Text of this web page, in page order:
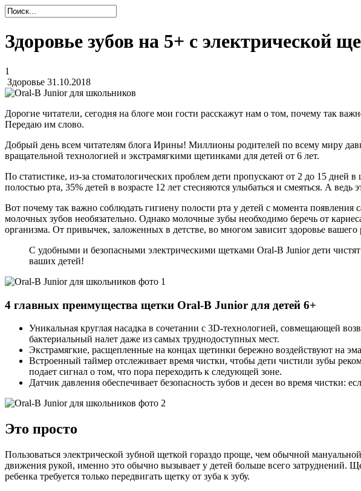
Здоровье зубов на 5+ с
1
Здоровье 31.10.2018
Дорогие читатели, сегодня на блоге мои гости расскажут нам о том, почему так
Передаю им слово.
Добрый день всем читателям блога Ирины! Миллионы родителей по всему миру
вращательной технологией и экстрамягкими щетинками для детей от 6 лет.
По статистике, из-за стоматологических проблем дети пропускают от 2 до 15 дней
полостью рта, 35% детей в возрасте 12 лет стесняются улыбаться и смеяться. А
Вот почему так важно соблюдать гигиену полости рта у детей с момента
молочных зубов необязательно. Однако молочные зубы необходимо беречь от
организма. От привычек, заложенных в детстве, во многом зависит здоровье вашего
С удобными и безопасными электрическими щетками Oral-B Junior дети
ваших детей!
4 главных преимущества щетки Oral-B Junior для детей 6+
Уникальная круглая насадка в сочетании с 3D-технологией, совмещающей
бактериальный налет даже из самых труднодоступных мест.
Экстрамягкие, расщепленные на концах щетинки бережно воздействуют на
Встроенный таймер отслеживает время чистки, чтобы дети чистили зубы
подает сигнал о том, что пора переходить к следующей зоне.
Датчик давления обеспечивает безопасность зубов и десен во время
Это просто
Пользоваться электрической зубной щеткой гораздо проще, чем обычной
движения рукой, именно это обычно вызывает у детей больше всего затруднений.
ребенка требуется только передвигать щетку от зуба к зубу.